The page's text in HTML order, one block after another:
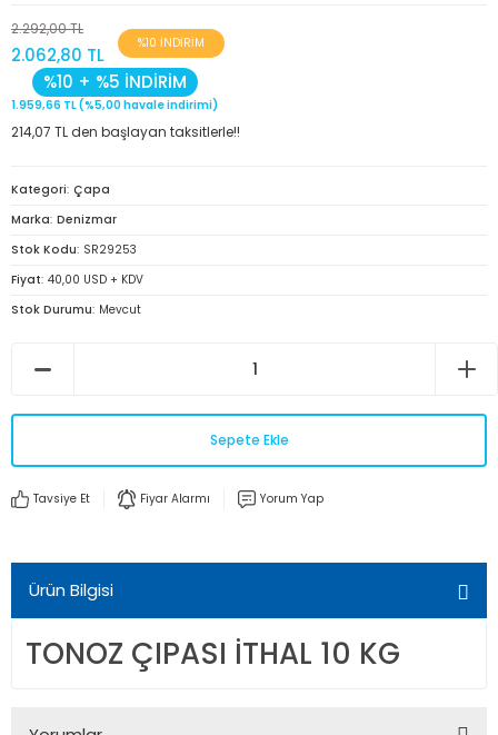
2.292,00 TL
2.062,80 TL
%10 İNDİRİM
%10 + %5 İNDİRİM
1.959,66 TL (%5,00 havale indirimi)
214,07 TL den başlayan taksitlerle!!
Kategori Çapa
Marka Denizmar
Stok Kodu SR29253
Fiyat 40,00 USD + KDV
Stok Durumu Mevcut
Sepete Ekle
Tavsiye Et Fiyar Alarmı Yorum Yap
Ürün Bilgisi
TONOZ ÇIPASI İTHAL 10 KG